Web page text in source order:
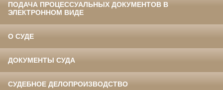
ПОДАЧА ПРОЦЕССУАЛЬНЫХ ДОКУМЕНТОВ В
ЭЛЕКТРОННОМ ВИДЕ
О СУДЕ
ДОКУМЕНТЫ СУДА
СУДЕБНОЕ ДЕЛОПРОИЗВОДСТВО